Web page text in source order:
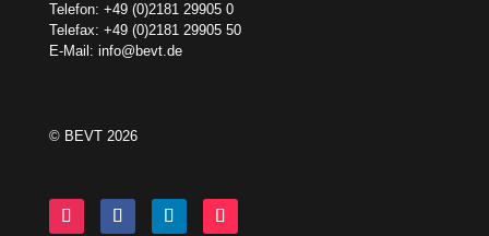
Telefon: +49 (0)2181 29905 0
Telefax: +49 (0)2181 29905 50
E-Mail: info@bevt.de
© BEVT 2026